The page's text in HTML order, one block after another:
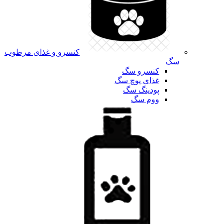
کنسرو و غذای مرطوب
سگ
کنسرو سگ
غذای پوچ سگ
پودینگ سگ
ووم سگ